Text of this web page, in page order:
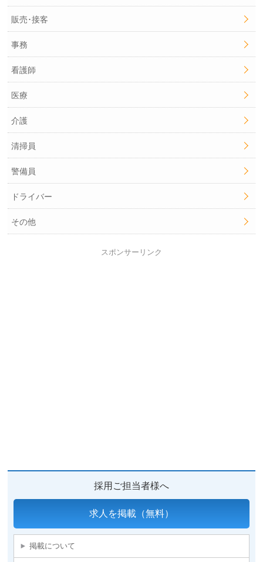
販売･接客
事務
看護師
医療
介護
清掃員
警備員
ドライバー
その他
スポンサーリンク
採用ご担当者様へ
求人を掲載（無料）
掲載について